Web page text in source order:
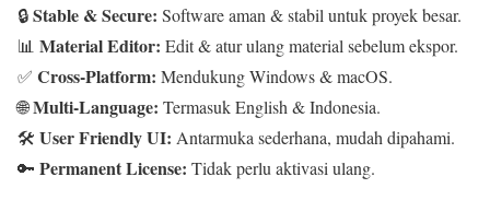
🔒Stable & Secure: Software aman & stabil untuk proyek besar.
📊 Material Editor: Edit & atur ulang material sebelum ekspor.
✅ Cross-Platform: Mendukung Windows & macOS.
🌐Multi-Language: Termasuk English & Indonesia.
🛠️ User Friendly UI: Antarmuka sederhana, mudah dipahami.
🔑 Permanent License: Tidak perlu aktivasi ulang.